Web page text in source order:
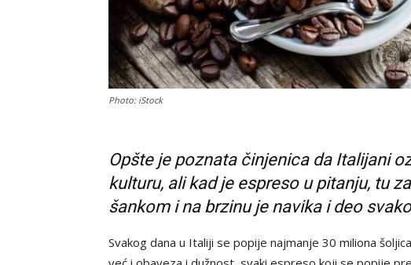
Photo: iStock
Opšte je poznata činjenica da Italijani
kulturu, ali kad je espreso u pitanju, tu
šankom i na brzinu je navika i deo
Svakog dana u Italiji se popije najmanje 30 miliona